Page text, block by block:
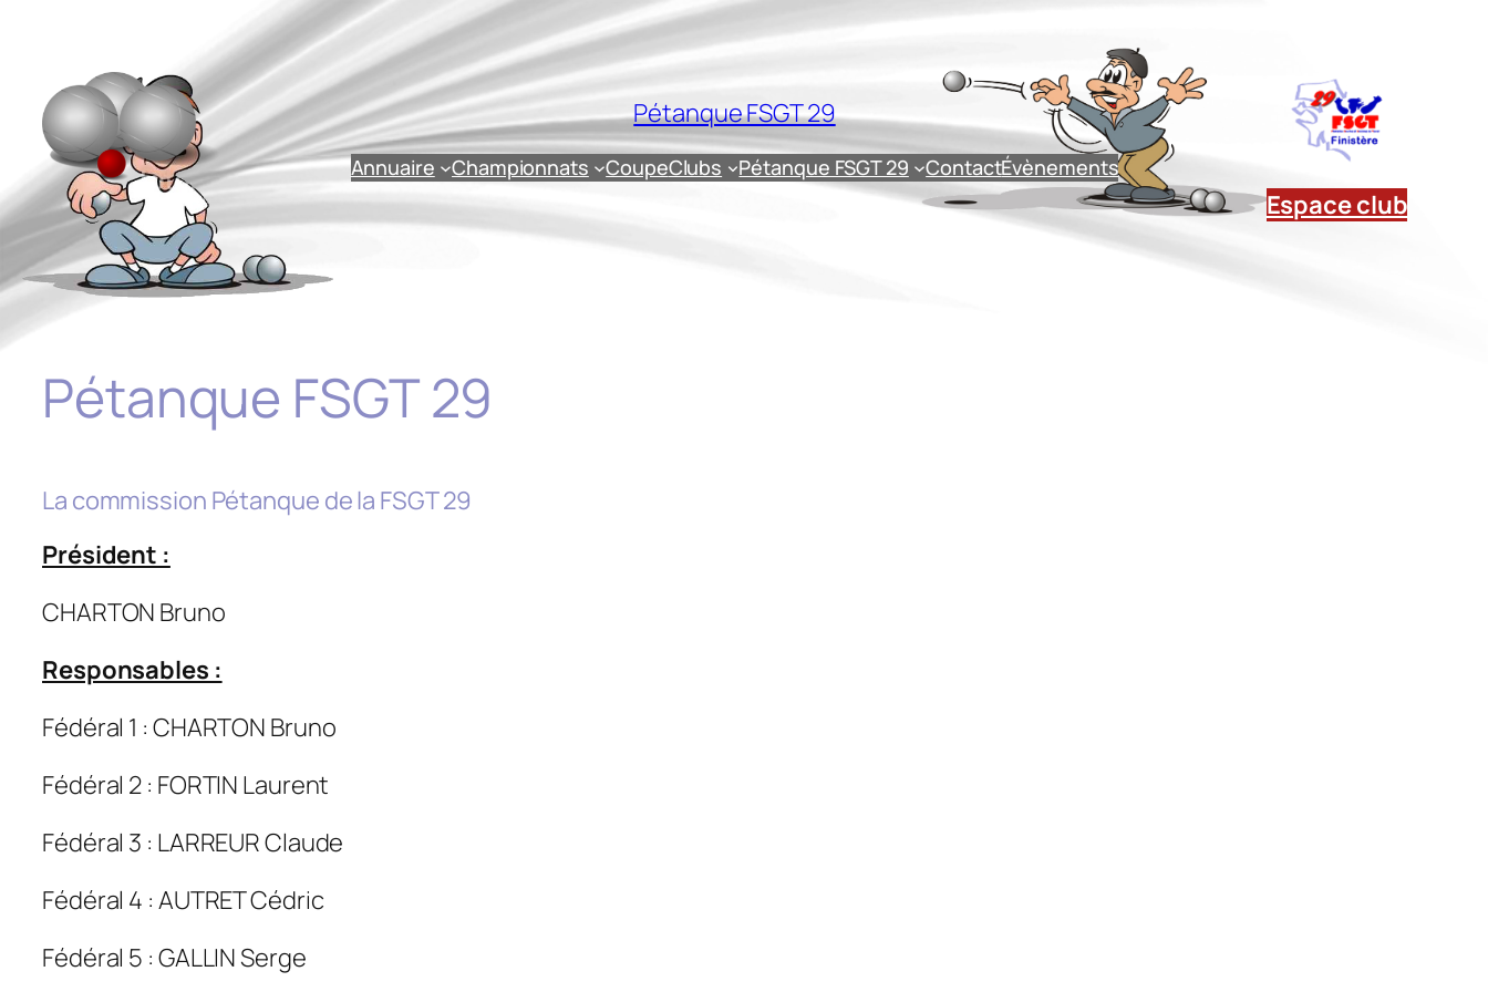
contenu
Pétanque FSGT 29
Annuaire Championnats CoupeClubs Pétanque FSGT 29 ContactÉvènements
Espace club
Pétanque FSGT 29
La commission Pétanque de la FSGT 29
Président :
CHARTON Bruno
Responsables :
Fédéral 1 : CHARTON Bruno
Fédéral 2 : FORTIN Laurent
Fédéral 3 : LARREUR Claude
Fédéral 4 : AUTRET Cédric
Fédéral 5 : GALLIN Serge